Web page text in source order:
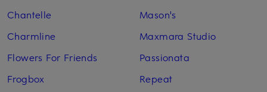
Chantelle
Charmline
Flowers For Friends
Frogbox
Mason's
Maxmara Studio
Passionata
Repeat